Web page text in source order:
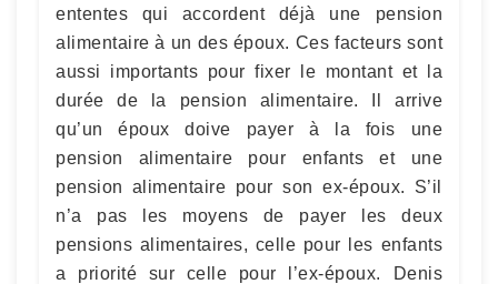
ententes qui accordent déjà une pension
alimentaire à un des époux. Ces facteurs sont
aussi importants pour fixer le montant et la
durée de la pension alimentaire. Il arrive
qu’un époux doive payer à la fois une
pension alimentaire pour enfants et une
pension alimentaire pour son ex-époux. S’il
n’a pas les moyens de payer les deux
pensions alimentaires, celle pour les enfants
a priorité sur celle pour l’ex-époux. Denis